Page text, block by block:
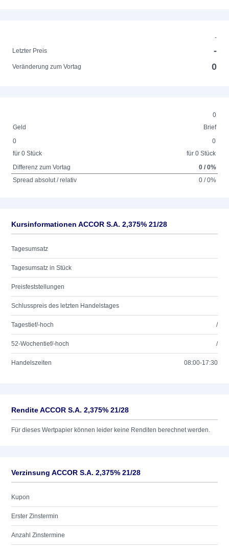
-
Letzter Preis
-
Veränderung zum Vortag 0
0
Geld
Brief
0
für 0 Stück
0
für 0 Stück
Differenz zum Vortag
0 / 0%
Spread absolut / relativ
0 / 0%
Kursinformationen ACCOR S.A. 2,375% 21/28
Tagesumsatz
Tagesumsatz in Stück
Preisfeststellungen
Schlusspreis des letzten Handelstages
Tagestief/-hoch /
52-Wochentief/-hoch /
Handelszeiten 08:00-17:30
Rendite ACCOR S.A. 2,375% 21/28
Für dieses Wertpapier können leider keine Renditen berechnet werden.
Verzinsung ACCOR S.A. 2,375% 21/28
Kupon
Erster Zinstermin
Anzahl Zinstermine